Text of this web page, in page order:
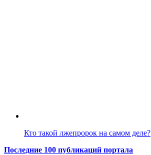
Кто такой лжепророк на самом деле?
Последние 100 публикаций портала